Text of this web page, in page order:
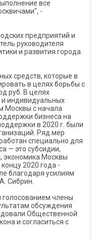
все
-
предприятий и
руководителя
и развития города
средств, которые в
в целях борьбы с
руб. В целях
и индивидуальных
Москвы с начала
бизнеса на
в 2020 г. были
Ряд мер
специально для
— это субсидии,
экономика Москвы
2020 года -
благодаря усилиям
Сибрин.
члены
обсуждения
Общественной
и согласиться с